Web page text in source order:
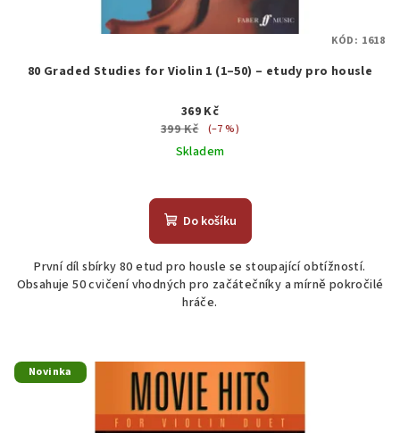
80 Graded Studies for Violin 1 (1–50) – etudy pro housle
369 Kč
399 Kč
(–7 %)
Skladem
Do košíku
První díl sbírky 80 etud pro housle se stoupající obtížností.
Obsahuje 50 cvičení vhodných pro začátečníky a mírně pokročilé
hráče.
KÓD: 1618
Novinka